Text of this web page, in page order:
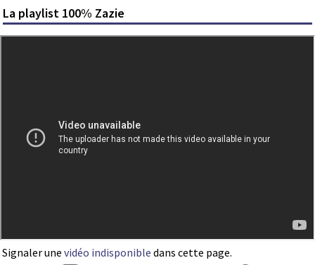
La playlist 100% Zazie
Signaler une vidéo indisponible dans cette page.